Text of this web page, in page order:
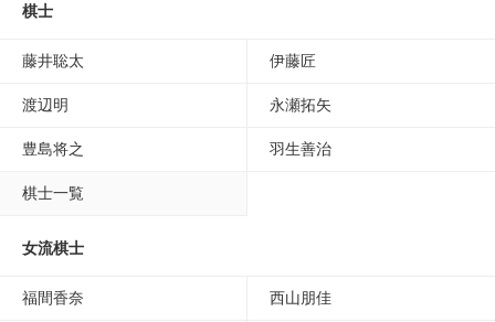
棋士
藤井聡太 伊藤匠
渡辺明 永瀬拓矢
豊島将之 羽生善治
棋士一覧
女流棋士
福間香奈 西山朋佳